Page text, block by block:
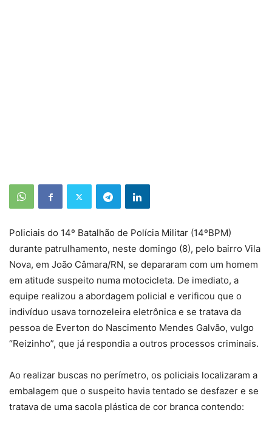
Policiais do 14º Batalhão de Polícia Militar (14ºBPM)
durante patrulhamento, neste domingo (8), pelo bairro Vila
Nova, em João Câmara/RN, se depararam com um homem
em atitude suspeito numa motocicleta. De imediato, a
equipe realizou a abordagem policial e verificou que o
indivíduo usava tornozeleira eletrônica e se tratava da
pessoa de Everton do Nascimento Mendes Galvão, vulgo
“Reizinho”, que já respondia a outros processos criminais.
Ao realizar buscas no perímetro, os policiais localizaram a
embalagem que o suspeito havia tentado se desfazer e se
tratava de uma sacola plástica de cor branca contendo: